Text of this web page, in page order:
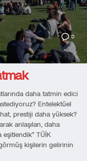
0
daha tatmin edici
Entelektüel
prestiji daha yüksek?
anlaşılan, daha
TÜİK
kişilerin gelirinin